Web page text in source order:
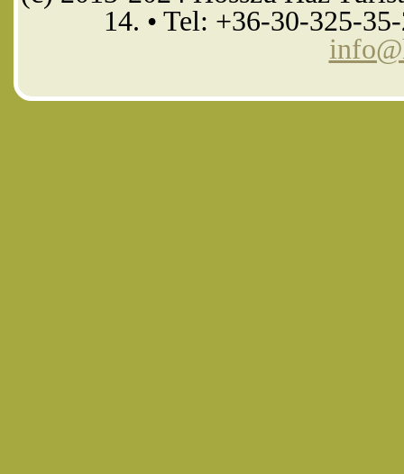
14. • Tel: +36-30-325-